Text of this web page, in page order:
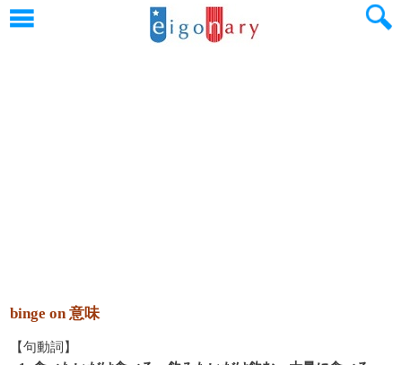
binge on 意味
【句動詞】